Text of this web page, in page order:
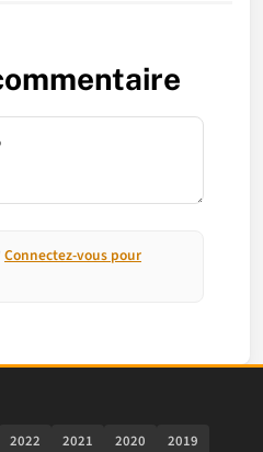
Connectez-vous pour
2022 2021 2020
2019